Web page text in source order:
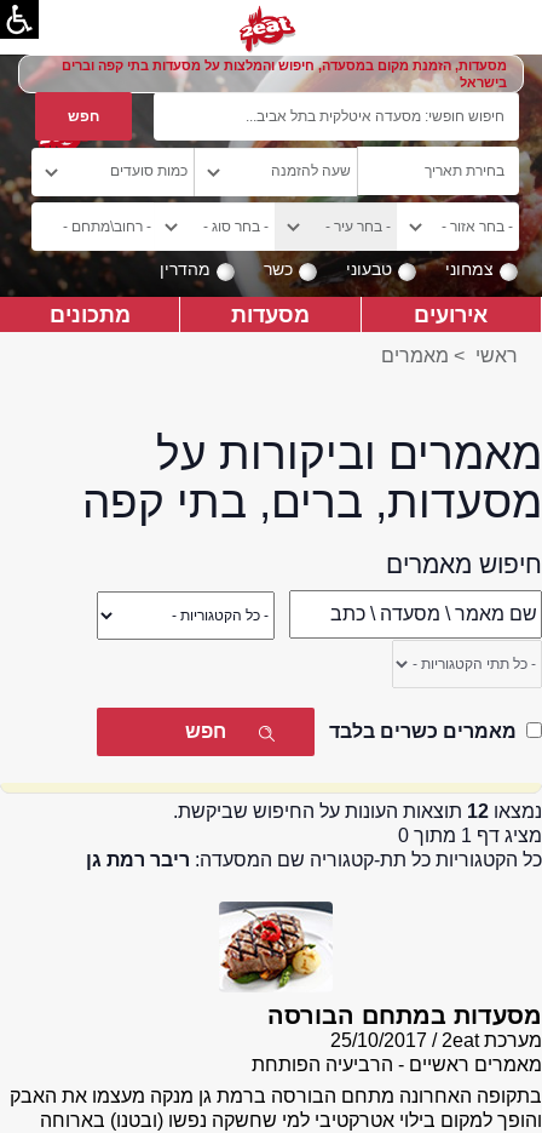
מסעדות, הזמנת מקום במסעדה, חיפוש והמלצות על מסעדות בתי קפה וברים
בישראל
צמחוני טבעוני כשר מהדרין
אירועים מסעדות מתכונים
ראשי > מאמרים
מאמרים וביקורות על
מסעדות, ברים, בתי קפה
חיפוש מאמרים
מאמרים כשרים בלבד
נמצאו 12 תוצאות העונות על החיפוש שביקשת.
מציג דף 1 מתוך 0
כל הקטגוריות כל תת-קטגוריה שם המסעדה: ריבר רמת גן
מסעדות במתחם הבורסה
מערכת 2eat
25/10/2017
מאמרים ראשיים - הרביעיה הפותחת
בתקופה האחרונה מתחם הבורסה ברמת גן מנקה מעצמו את האבק
והופך למקום בילוי אטרקטיבי למי שחשקה נפשו (ובטנו) בארוחה